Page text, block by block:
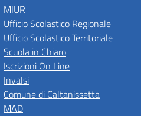
MIUR
Ufficio Scolastico Regionale
Ufficio Scolastico Territoriale
Scuola in Chiaro
Iscrizioni On Line
Invalsi
Comune di Caltanissetta
MAD